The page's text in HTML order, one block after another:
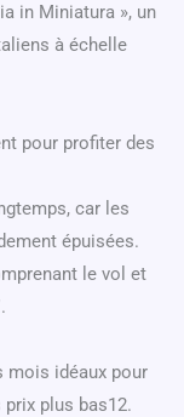
in Miniatura », un
à échelle
pour profiter des
car les
épuisées.
le vol et
mois idéaux pour
plus bas12.